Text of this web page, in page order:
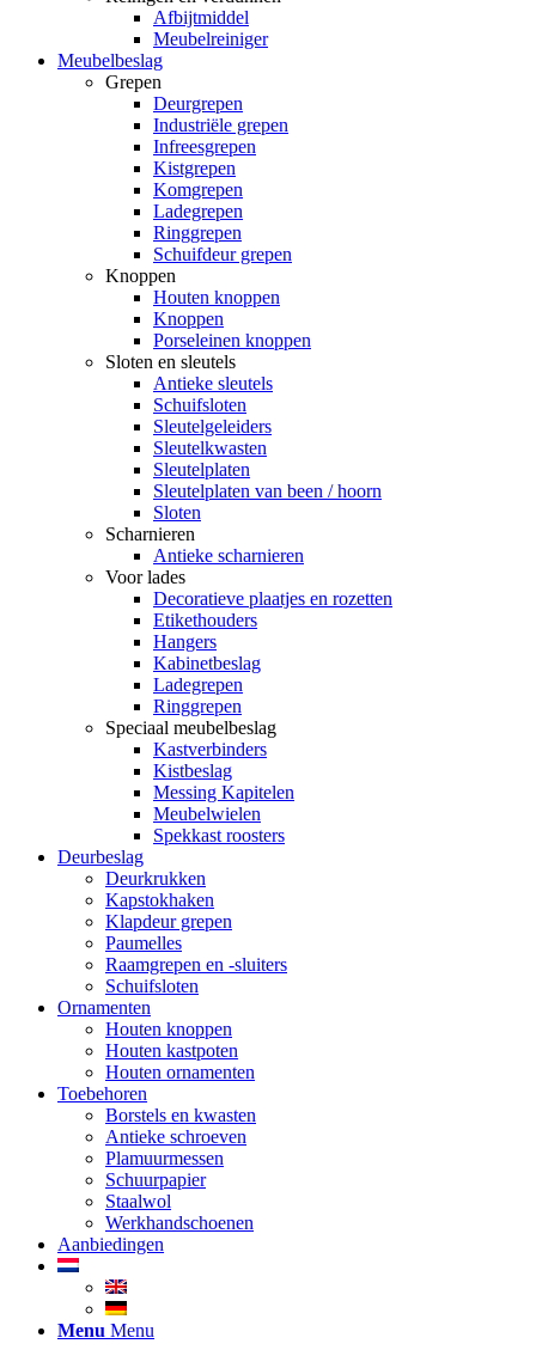
Afbijtmiddel
Meubelreiniger
Meubelbeslag
Grepen
Deurgrepen
Industriële grepen
Infreesgrepen
Kistgrepen
Komgrepen
Ladegrepen
Ringgrepen
Schuifdeur grepen
Knoppen
Houten knoppen
Knoppen
Porseleinen knoppen
Sloten en sleutels
Antieke sleutels
Schuifsloten
Sleutelgeleiders
Sleutelkwasten
Sleutelplaten
Sleutelplaten van been / hoorn
Sloten
Scharnieren
Antieke scharnieren
Voor lades
Decoratieve plaatjes en rozetten
Etikethouders
Hangers
Kabinetbeslag
Ladegrepen
Ringgrepen
Speciaal meubelbeslag
Kastverbinders
Kistbeslag
Messing Kapitelen
Meubelwielen
Spekkast roosters
Deurbeslag
Deurkrukken
Kapstokhaken
Klapdeur grepen
Paumelles
Raamgrepen en -sluiters
Schuifsloten
Ornamenten
Houten knoppen
Houten kastpoten
Houten ornamenten
Toebehoren
Borstels en kwasten
Antieke schroeven
Plamuurmessen
Schuurpapier
Staalwol
Werkhandschoenen
Aanbiedingen
Menu Menu